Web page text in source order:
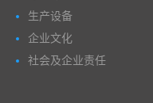
生产设备
企业文化
社会及企业责任